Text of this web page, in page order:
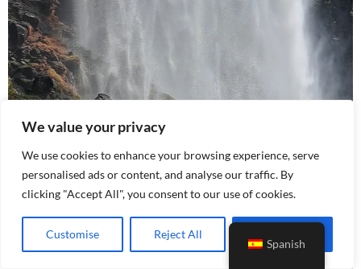
We value your privacy
We use cookies to enhance your browsing experience, serve
personalised ads or content, and analyse our traffic. By
clicking "Accept All", you consent to our use of cookies.
Customise Reject All
Spanish